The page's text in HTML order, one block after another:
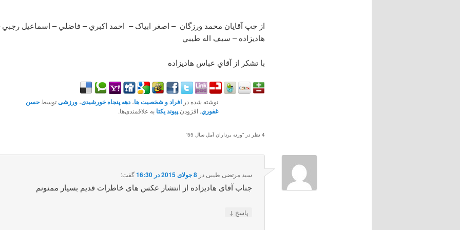
از چپ آقايان محمد ورزگان – اصغر ابياک – احمد اکبري – فاضلي – اسماعيل
هاديزاده – سيف اله طيبي
با تشکر از آقاي عباس هاديزاده
نوشته شده در افراد و شخصیت ها،دهه پنجاه خورشیدی، ورزشیتوسط حسن
غفوري. افزودن پیوند یکتا به علاقمندی‌ها.
4 نظر در “ وزنه برداران آمل سال 55 ”
سید مرتضی طیبی در8 جولای 2015 در 16:30 گفت:
جناب آقای هادیزاده از انتشار عکس های خاطرات قدیم بسیار ممنونم
پاسخ ↓